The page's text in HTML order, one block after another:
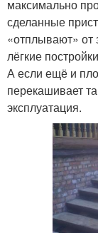
максимально
сделанные
«отплывают» от
лёгкие
А если ещё и
перекашивает
эксплуатация.